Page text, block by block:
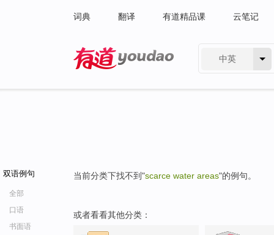
词典 翻译 有道精品课 云笔记
中英
双语例句
全部
口语
书面语
当前分类下找不到"scarce water areas"的例句。
或者看看其他分类：